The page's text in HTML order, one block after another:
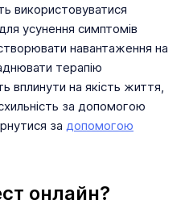
використовуватися
усунення симптомів
навантаження на
терапію
на якість життя,
за допомогою
за допомогою
онлайн?